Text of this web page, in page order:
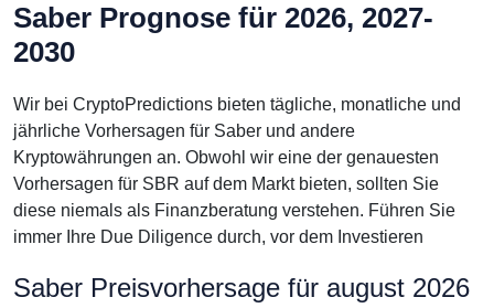
Saber Prognose für 2026, 2027-
2030
Wir bei CryptoPredictions bieten tägliche, monatliche und
jährliche Vorhersagen für Saber und andere
Kryptowährungen an. Obwohl wir eine der genauesten
Vorhersagen für SBR auf dem Markt bieten, sollten Sie
diese niemals als Finanzberatung verstehen. Führen Sie
immer Ihre Due Diligence durch, vor dem Investieren
Saber Preisvorhersage für august 2026